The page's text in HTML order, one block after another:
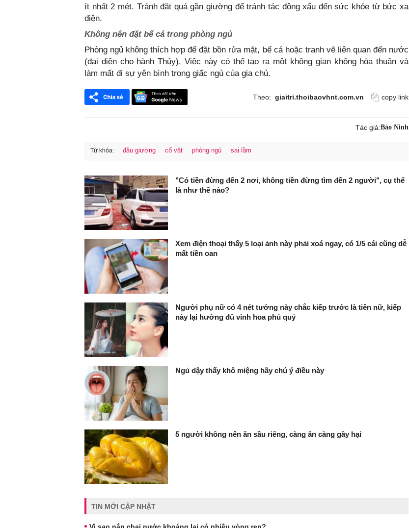
ít nhất 2 mét. Tránh đặt quá gần giường để tránh tác động xấu đến sức khỏe từ bức xạ
điện.
Không nên đặt bể cá trong phòng ngủ
Phòng ngủ không thích hợp để đặt bồn rửa mặt, bể cá hoặc tranh vẽ liên quan đến nước
(đại diện cho hành Thủy). Việc này có thể tạo ra một không gian không hòa thuận và
làm mất đi sự yên bình trong giấc ngủ của gia chủ.
Theo: giaitri.thoibaovhnt.com.vn copy link
Tác giả:Bảo Ninh
Từ khóa: đầu giường cổ vật phòng ngủ sai lầm
"Có tiền đừng đến 2 nơi, không tiền đừng tìm đến 2 người", cụ thể
là như thế nào?
Xem điện thoại thấy 5 loại ảnh này phải xoá ngay, có 1/5 cái cũng dễ
mất tiền oan
Người phụ nữ có 4 nét tướng này chắc kiếp trước là tiên nữ, kiếp
này lại hưởng đủ vinh hoa phú quý
Ngủ dậy thấy khô miệng hãy chú ý điều này
5 người không nên ăn sầu riêng, càng ăn càng gây hại
TIN MỚI CẬP NHẬT